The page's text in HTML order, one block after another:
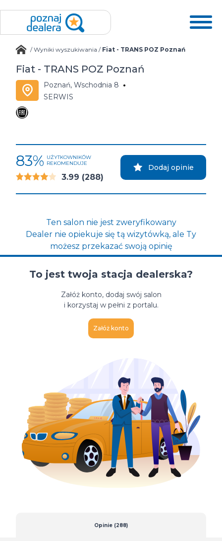
/Wyniki wyszukiwania / Fiat - TRANS POZ Poznań
Fiat - TRANS POZ Poznań
Poznań, Wschodnia 8
SERWIS
83% UŻYTKOWNIKÓW
REKOMENDUJE
3.99 (288)
Dodaj opinie
Ten salon nie jest zweryfikowany
Dealer nie opiekuje się tą wizytówką, ale Ty
możesz przekazać swoją opinię
To jest twoja stacja dealerska?
Załóż konto, dodaj swój salon
i korzystaj w pełni z portalu.
Załóż konto
Opinie (288)